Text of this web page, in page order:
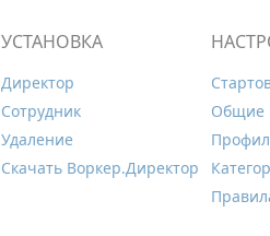
УСТАНОВКА
Директор
Сотрудник
Удаление
Скачать Воркер.Директор
Общие